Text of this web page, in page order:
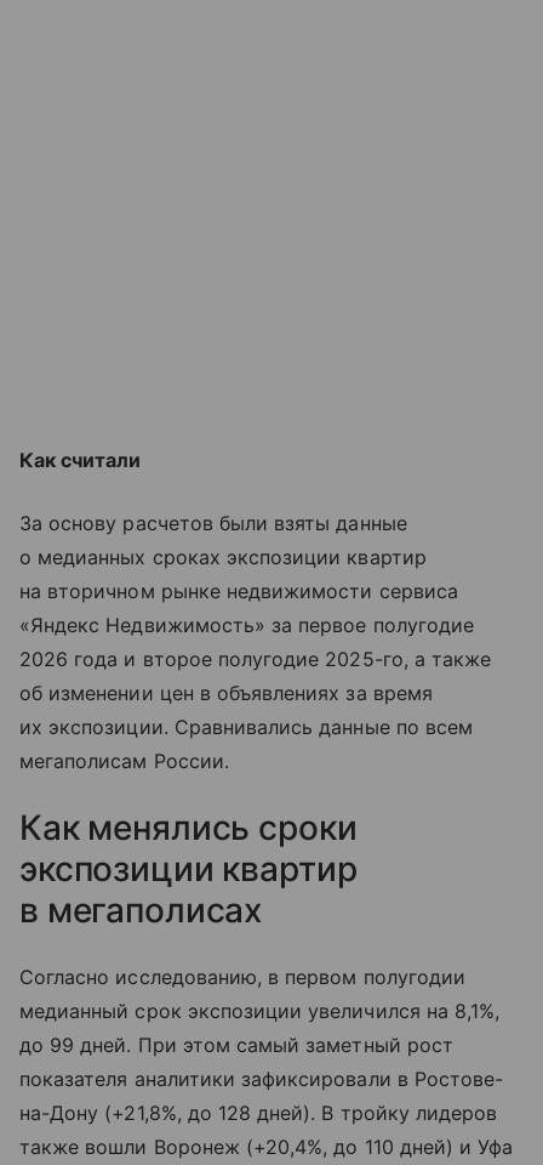
Как считали
За основу расчетов были взяты данные
о медианных сроках экспозиции квартир
на вторичном рынке недвижимости сервиса
«Яндекс Недвижимость» за первое полугодие
2026 года и второе полугодие 2025-го, а также
об изменении цен в объявлениях за время
их экспозиции. Сравнивались данные по всем
мегаполисам России.
Как менялись сроки
экспозиции квартир
в мегаполисах
Согласно исследованию, в первом полугодии
медианный срок экспозиции увеличился на 8,1%,
до 99 дней. При этом самый заметный рост
показателя аналитики зафиксировали в Ростове-
на-Дону (+21,8%, до 128 дней). В тройку лидеров
также вошли Воронеж (+20,4%, до 110 дней) и Уфа